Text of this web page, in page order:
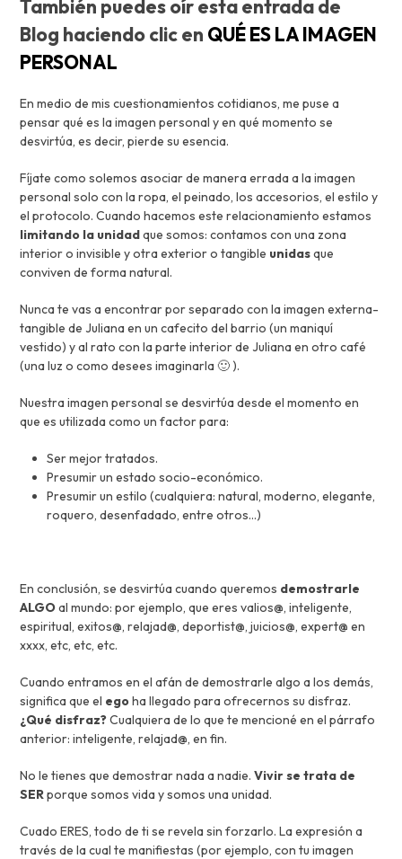
También puedes oír esta entrada de
Blog haciendo clic en QUÉ ES LA IMAGEN
PERSONAL
En medio de mis cuestionamientos cotidianos, me puse a
pensar qué es la imagen personal y en qué momento se
desvirtúa, es decir, pierde su esencia.
Fíjate como solemos asociar de manera errada a la imagen
personal solo con la ropa, el peinado, los accesorios, el estilo y
el protocolo. Cuando hacemos este relacionamiento estamos
limitando la unidadque somos: contamos con una zona
interior o invisible y otra exterior o tangible unidasque
conviven de forma natural.
Nunca te vas a encontrar por separado con la imagen externa-
tangible de Juliana en un cafecito del barrio (un maniquí
vestido) y al rato con la parte interior de Juliana en otro café
(una luz o como desees imaginarla 🙂 ).
Nuestra imagen personal se desvirtúa desde el momento en
que es utilizada como un factor para:
Ser mejor tratados.
Presumir un estado socio-económico.
Presumir un estilo (cualquiera: natural, moderno, elegante,
roquero, desenfadado, entre otros…)
En conclusión, se desvirtúa cuando queremos demostrarle
ALGOal mundo: por ejemplo, que eres valios@, inteligente,
espiritual, exitos@, relajad@, deportist@, juicios@, expert@ en
xxxx, etc, etc, etc.
Cuando entramos en el afán de demostrarle algo a los demás,
significa que el egoha llegado para ofrecernos su disfraz.
¿Qué disfraz?Cualquiera de lo que te mencioné en el párrafo
anterior: inteligente, relajad@, en fin.
No le tienes que demostrar nada a nadie. Vivir se trata de
SERporque somos vida y somos una unidad.
Cuado ERES, todo de ti se revela sin forzarlo. La expresión a
través de la cual te manifiestas (por ejemplo, con tu imagen